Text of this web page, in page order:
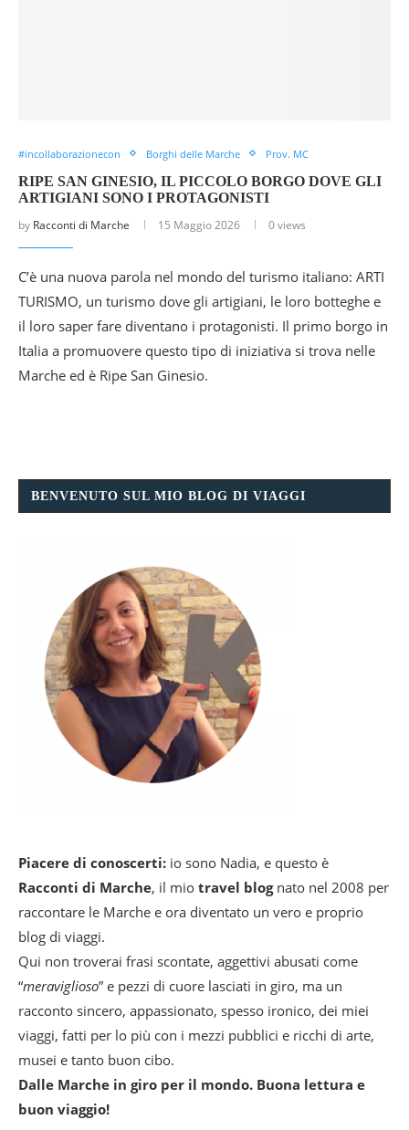
#incollaborazionecon Borghi delle Marche Prov. MC
RIPE SAN GINESIO, IL PICCOLO BORGO DOVE GLI
ARTIGIANI SONO I PROTAGONISTI
by Racconti di Marche 15 Maggio 2026 0 views
C’è una nuova parola nel mondo del turismo italiano: ARTI
TURISMO, un turismo dove gli artigiani, le loro botteghe e
il loro saper fare diventano i protagonisti. Il primo borgo in
Italia a promuovere questo tipo di iniziativa si trova nelle
Marche ed è Ripe San Ginesio.
BENVENUTO SUL MIO BLOG DI VIAGGI
Piacere di conoscerti: io sono Nadia, e questo è
Racconti di Marche, il mio travel blognato nel 2008 per
raccontare le Marche e ora diventato un vero e proprio
blog di viaggi.
Qui non troverai frasi scontate, aggettivi abusati come
“meraviglioso” e pezzi di cuore lasciati in giro, ma un
racconto sincero, appassionato, spesso ironico, dei miei
viaggi, fatti per lo più con i mezzi pubblici e ricchi di arte,
musei e tanto buon cibo.
Dalle Marche in giro per il mondo. Buona lettura e
buon viaggio!